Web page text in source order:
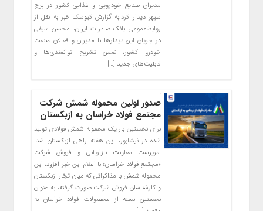
مدیران صنایع خودرویی و غذایی کشور در برج
سپهر دیدار کرد.به گزارش کیوسک خبر به نقل از
روابط‌عمومی بانک صادرات ایران، محسن سیفی
در جریان این دیدارها با مدیران و فعالان صنعت
خودرو کشور، ضمن تشریح توانمندی‌ها و
قابلیت‌های جدید […]
صدور اولین محموله شمش شرکت
مجتمع فولاد خراسان به ازبکستان
برای نخستین بار یک محموله شمش فولادی تولید
شده در نیشابور، این هفته راهی ازبکستان شد.
سرپرست معاونت بازاریابی و فروش شرکت
«مجتمع فولاد خراسان» با اعلام این خبر افزود: این
محموله شمش با مذاکراتی که میان تجّار ازبکستان
و کارشناسان فروش شرکت صورت گرفته، به عنوان
نخستین بسته از محصولات فولاد خراسان به